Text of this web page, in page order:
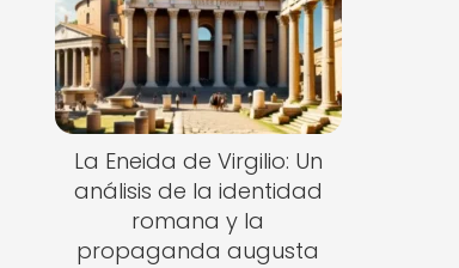
La Eneida de Virgilio: Un
análisis de la identidad
romana y la
propaganda augusta